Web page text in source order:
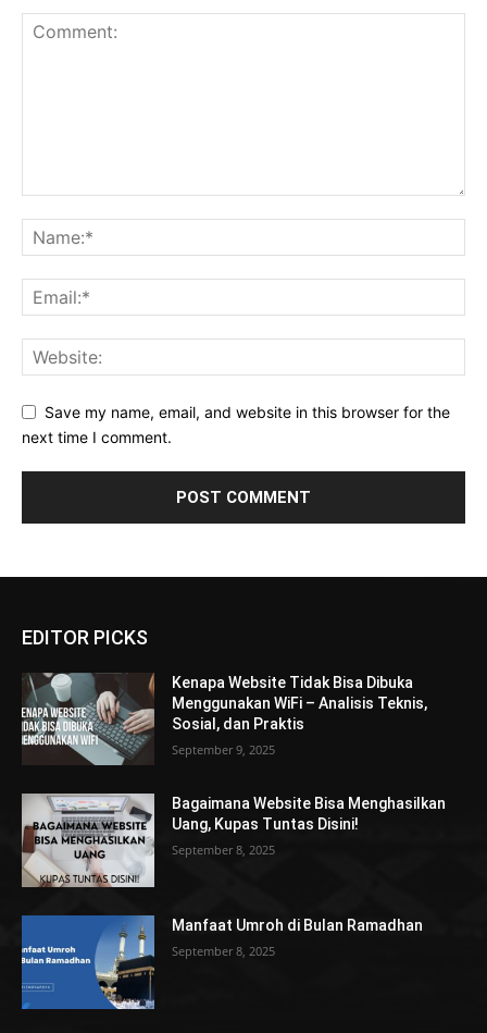
Save my name, email, and website in this browser for the
next time I comment.
EDITOR PICKS
Kenapa Website Tidak Bisa Dibuka
Menggunakan WiFi – Analisis Teknis,
Sosial, dan Praktis
September 9, 2025
Bagaimana Website Bisa Menghasilkan
Uang, Kupas Tuntas Disini!
September 8, 2025
Manfaat Umroh di Bulan Ramadhan
September 8, 2025